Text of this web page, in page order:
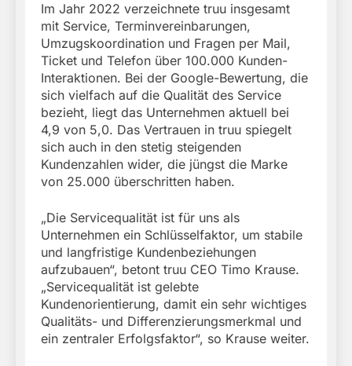
Im Jahr 2022 verzeichnete truu insgesamt
mit Service, Terminvereinbarungen,
Umzugskoordination und Fragen per Mail,
Ticket und Telefon über 100.000 Kunden-
Interaktionen. Bei der Google-Bewertung, die
sich vielfach auf die Qualität des Service
bezieht, liegt das Unternehmen aktuell bei
4,9 von 5,0. Das Vertrauen in truu spiegelt
sich auch in den stetig steigenden
Kundenzahlen wider, die jüngst die Marke
von 25.000 überschritten haben.
„Die Servicequalität ist für uns als
Unternehmen ein Schlüsselfaktor, um stabile
und langfristige Kundenbeziehungen
aufzubauen“, betont truu CEO Timo Krause.
„Servicequalität ist gelebte
Kundenorientierung, damit ein sehr wichtiges
Qualitäts- und Differenzierungsmerkmal und
ein zentraler Erfolgsfaktor“, so Krause weiter.